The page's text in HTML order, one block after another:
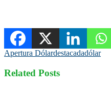
Apertura Dólardestacadadólar
Related Posts